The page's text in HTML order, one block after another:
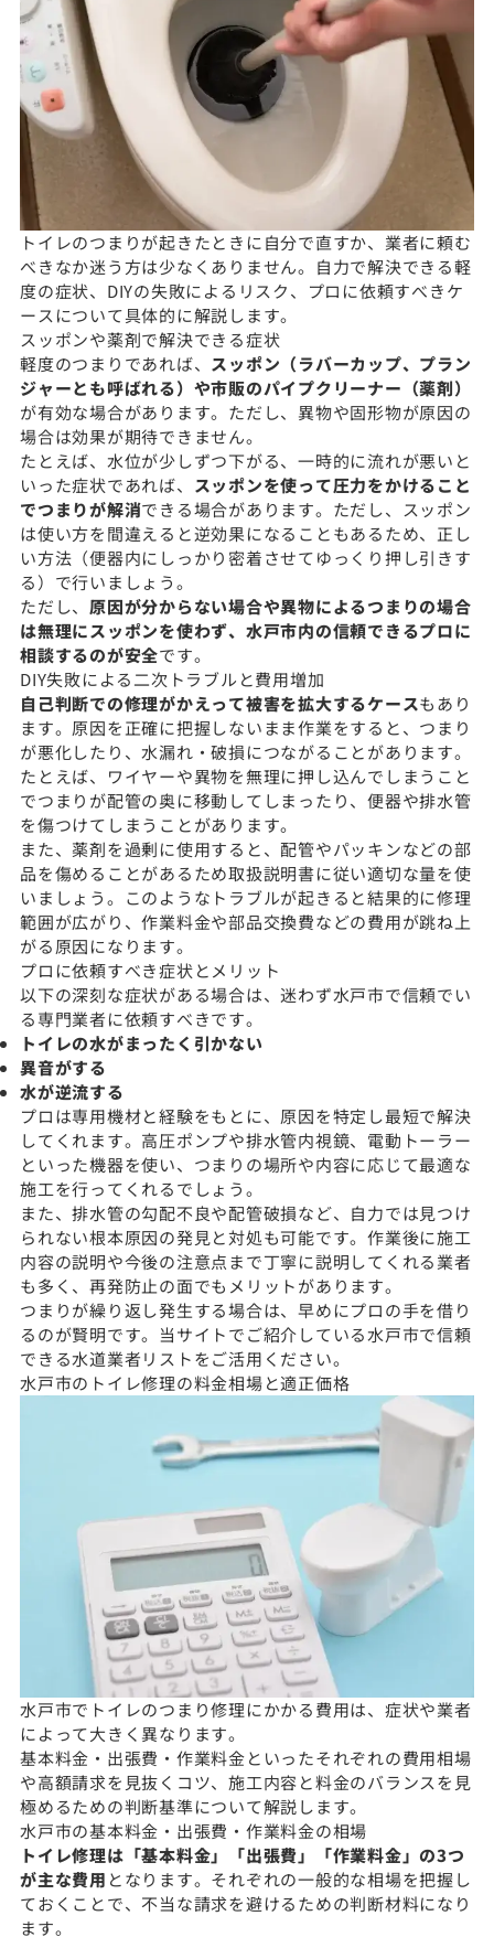
トイレのつまりが起きたときに自分で直すか、業者に頼む
べきなか迷う方は少なくありません。自力で解決できる軽
度の症状、DIYの失敗によるリスク、プロに依頼すべきケ
ースについて具体的に解説します。
スッポンや薬剤で解決できる症状
軽度のつまりであれば、 スッポン（ラバーカップ、プラン
ジャーとも呼ばれる）や市販のパイプクリーナー（薬剤）
が有効な場合があります。ただし、異物や固形物が原因の
場合は効果が期待できません。
たとえば、水位が少しずつ下がる、一時的に流れが悪いと
いった症状であれば、 スッポンを使って圧力をかけること
でつまりが解消できる場合があります。ただし、スッポン
は使い方を間違えると逆効果になることもあるため、正し
い方法（便器内にしっかり密着させてゆっくり押し引きす
る）で行いましょう。
ただし、 原因が分からない場合や異物によるつまりの場合
は無理にスッポンを使わず、水戸市内の信頼できるプロに
相談するのが安全です。
DIY失敗による二次トラブルと費用増加
自己判断での修理がかえって被害を拡大するケースもあり
ます。原因を正確に把握しないまま作業をすると、つまり
が悪化したり、水漏れ・破損につながることがあります。
たとえば、ワイヤーや異物を無理に押し込んでしまうこと
でつまりが配管の奥に移動してしまったり、便器や排水管
を傷つけてしまうことがあります。
また、薬剤を過剰に使用すると、配管やパッキンなどの部
品を傷めることがあるため取扱説明書に従い適切な量を使
いましょう。このようなトラブルが起きると結果的に修理
範囲が広がり、作業料金や部品交換費などの費用が跳ね上
がる原因になります。
プロに依頼すべき症状とメリット
以下の深刻な症状がある場合は、迷わず水戸市で信頼でい
る専門業者に依頼すべきです。
トイレの水がまったく引かない
異音がする
水が逆流する
プロは専用機材と経験をもとに、原因を特定し最短で解決
してくれます。高圧ポンプや排水管内視鏡、電動トーラー
といった機器を使い、つまりの場所や内容に応じて最適な
施工を行ってくれるでしょう。
また、排水管の勾配不良や配管破損など、自力では見つけ
られない根本原因の発見と対処も可能です。作業後に施工
内容の説明や今後の注意点まで丁寧に説明してくれる業者
も多く、再発防止の面でもメリットがあります。
つまりが繰り返し発生する場合は、早めにプロの手を借り
るのが賢明です。当サイトでご紹介している水戸市で信頼
できる水道業者リストをご活用ください。
水戸市のトイレ修理の料金相場と適正価格
水戸市でトイレのつまり修理にかかる費用は、症状や業者
によって大きく異なります。
基本料金・出張費・作業料金といったそれぞれの費用相場
や高額請求を見抜くコツ、施工内容と料金のバランスを見
極めるための判断基準について解説します。
水戸市の基本料金・出張費・作業料金の相場
トイレ修理は「基本料金」「出張費」「作業料金」の3つ
が主な費用 となります。それぞれの一般的な相場を把握し
ておくことで、不当な請求を避けるための判断材料になり
ます。